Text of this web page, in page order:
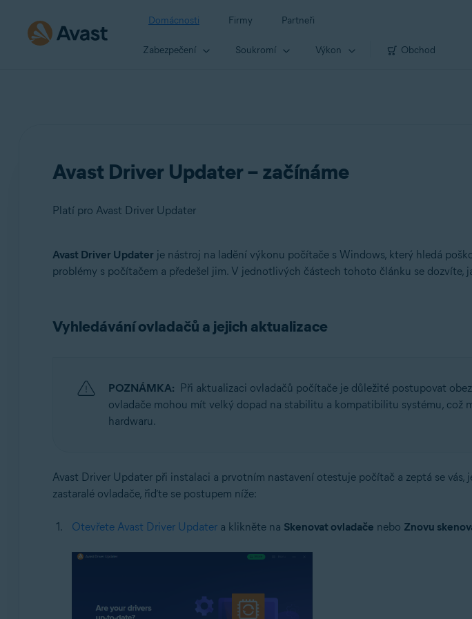
Domácnosti Firmy Partneři
Zabezpečení Soukromí Výkon Obchod
Avast Driver Updater – začínáme
Platí pro Avast Driver Updater
Produkty:
Operační systémy:
Avast Driver Updater je nástroj na ladění výkonu počítače s Windows, který hledá
problémy s počítačem a předešel jim. V jednotlivých částech tohoto článku se dozvíte,
Vyhledávání ovladačů a jejich aktualizace
POZNÁMKA: Při aktualizaci ovladačů počítače je důležité postupovat
ovladače mohou mít velký dopad na stabilitu a kompatibilitu systému, což
hardwaru.
Avast Driver Updater při instalaci a prvotním nastavení otestuje počítač a zeptá se
zastaralé ovladače, řiďte se postupem níže:
Otevřete Avast Driver Updatera klikněte na Skenovat ovladače nebo Znovu